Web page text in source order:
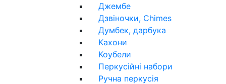
Джембе
Дзвіночки, Chimes
Думбек, дарбука
Кахони
Коубели
Перкусійні набори
Ручна перкусія